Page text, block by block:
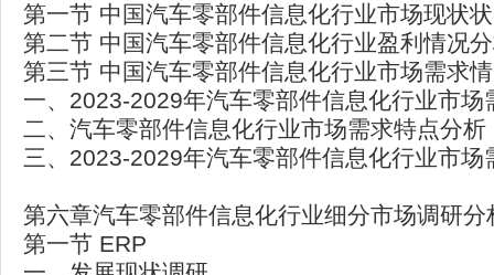
第一节 中国汽车零部件信息化行业市场现状
第二节 中国汽车零部件信息化行业盈利情况
第三节 中国汽车零部件信息化行业市场需求
一、2023-2029年汽车零部件信息化行业市场
二、汽车零部件信息化行业市场需求特点分析
三、2023-2029年汽车零部件信息化行业市场
第六章汽车零部件信息化行业细分市场调研分
第一节 ERP